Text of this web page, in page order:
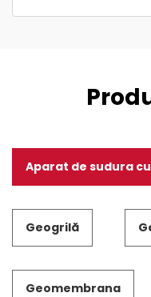
Aparat de sudura
Geogrilă
Geomembrana